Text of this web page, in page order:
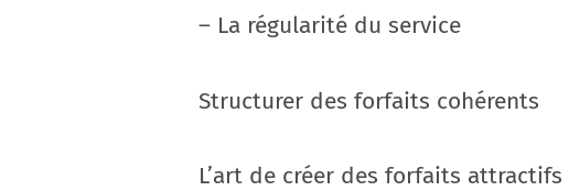
– La régularité du service
Structurer des forfaits cohérents
L’art de créer des forfaits